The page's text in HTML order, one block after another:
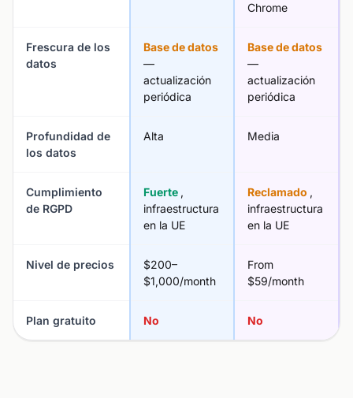
Chrome
Frescura de los
datos
Base de datos
—
actualización
periódica
Base de datos
—
actualización
periódica
Profundidad de
los datos
Alta Media
Cumplimiento
de RGPD
Fuerte ,
infraestructura
en la UE
Reclamado ,
infraestructura
en la UE
Nivel de precios
$200–
$1,000/month
From
$59/month
Plan gratuito No No